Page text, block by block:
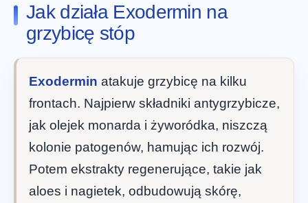
Jak działa Exodermin na
grzybicę stóp
Exodermin atakuje grzybicę na kilku
frontach. Najpierw składniki antygrzybicze,
jak olejek monarda i żyworódka, niszczą
kolonie patogenów, hamując ich rozwój.
Potem ekstrakty regenerujące, takie jak
aloes i nagietek, odbudowują skórę,